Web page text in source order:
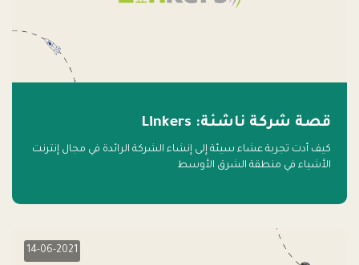
قصة شركة ناشئة: Linkers
كيف أدت تجربة عشاء سيئة إلى إنشاء الشركة الرائدة في مجال إنترنت
الأشياء في منطقة الشرق الأوسط
14-06-2021